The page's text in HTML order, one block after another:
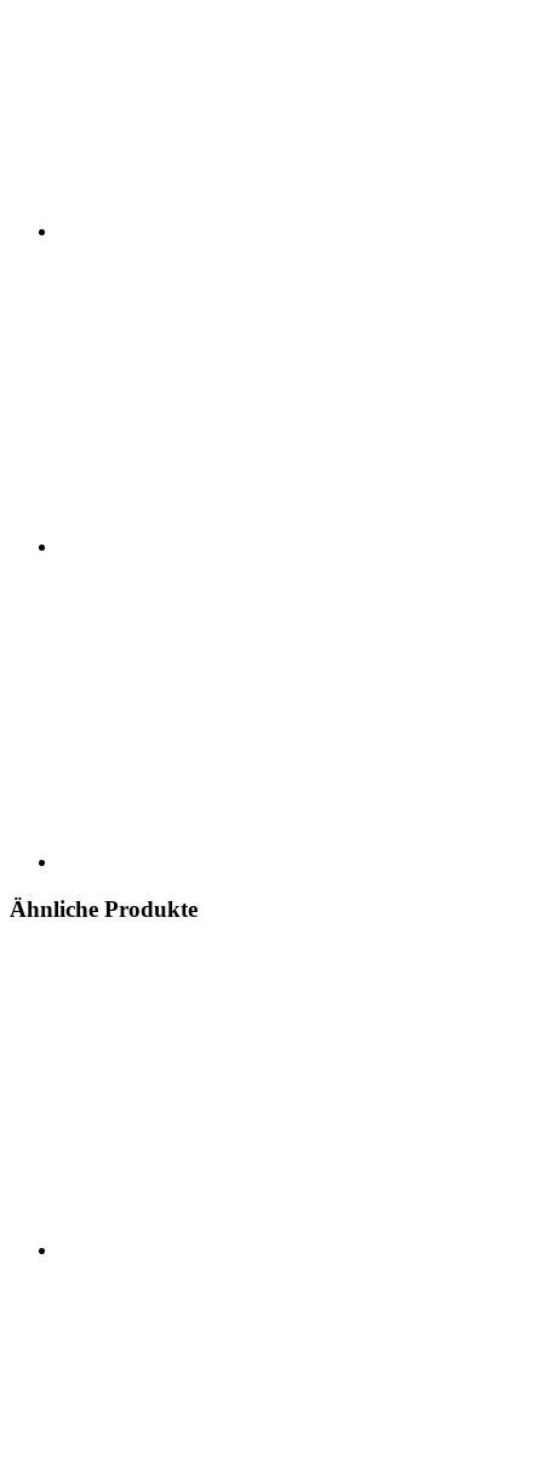
Ähnliche Produkte